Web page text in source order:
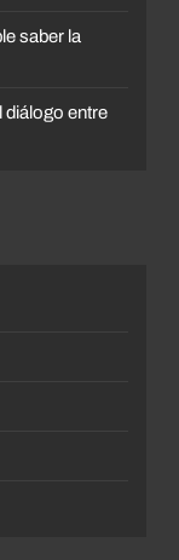
saber la
diálogo entre